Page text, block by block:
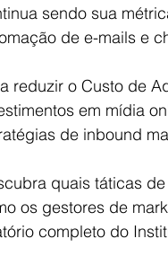
sendo sua
de e-mails e
reduzir o Custo de
em mídia
de inbound
quais táticas
os gestores de
completo do